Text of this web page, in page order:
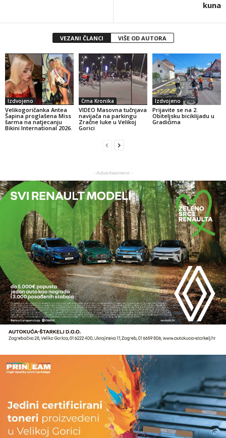
kuna
VEZANI ČLANCI VIŠE OD AUTORA
Izdvojeno
Velikogoričanka Antea
Šapina proglašena Miss
šarma na natjecanju
Bikini International 2026.
Crna Kronika
VIDEO Masovna tučnjava
navijača na parkingu
Zračne luke u Velikoj
Gorici
Izdvojeno
Prijavite se na 2.
Obiteljsku biciklijadu u
Gradićima
- Advertisement -